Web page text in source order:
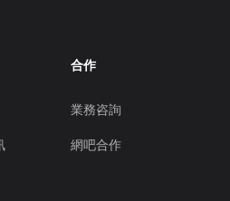
合作
業務咨詢
網吧合作